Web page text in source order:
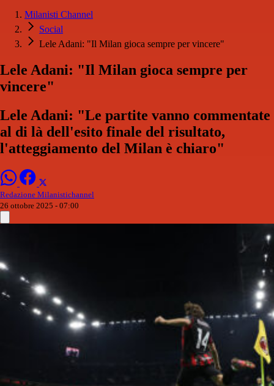
Milanisti Channel
Social
Lele Adani: "Il Milan gioca sempre per vincere"
Lele Adani: "Il Milan gioca sempre per
vincere"
Lele Adani: "Le partite vanno commentate
al di là dell'esito finale del risultato,
l'atteggiamento del Milan è chiaro"
Redazione Milanistichannel
26 ottobre 2025 - 07:00